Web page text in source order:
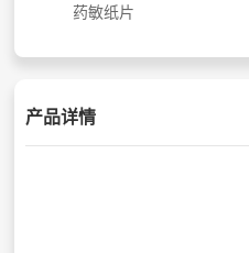
药敏纸片
产品详情